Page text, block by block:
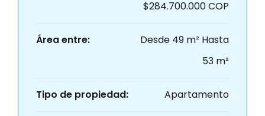
$284.700.000 COP
Área entre:
Desde 49 m² Hasta
53 m²
Tipo de propiedad: Apartamento